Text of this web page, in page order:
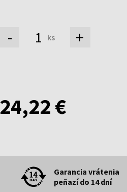
- ks +
24,22 €
Garancia vrátenia
peňazí do 14 dní